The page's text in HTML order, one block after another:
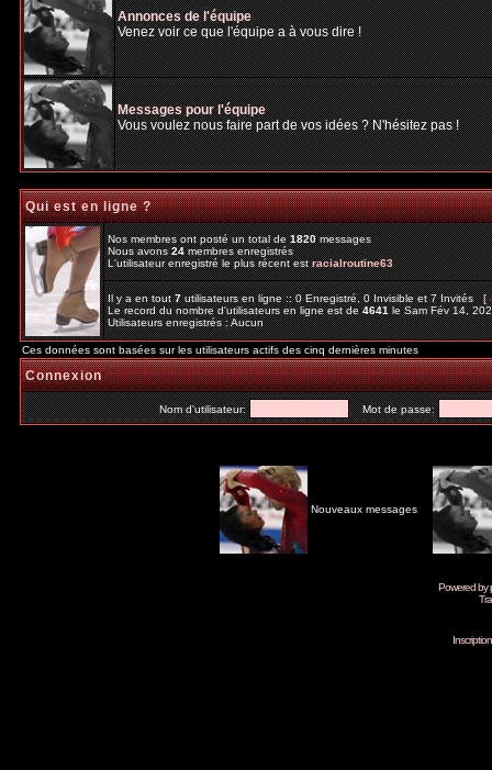
Annonces de l'équipe
Venez voir ce que l'équipe a à vous dire !
Messages pour l'équipe
Vous voulez nous faire part de vos idées ? N'hésitez pas !
Qui est en ligne ?
Nos membres ont posté un total de1820messages
Nous avons24membres enregistrés
L'utilisateur enregistré le plus récent estracialroutine63
Il y a en tout7utilisateurs en ligne :: 0 Enregistré, 0 Invisible et 7 Invités [
Le record du nombre d'utilisateurs en ligne est de4641le Sam Fév 14,
Utilisateurs enregistrés : Aucun
Ces données sont basées sur les utilisateurs actifs des cinq dernières minutes
Connexion
Nom d'utilisateur: Mot de passe:
Nouveaux messages
Powered by